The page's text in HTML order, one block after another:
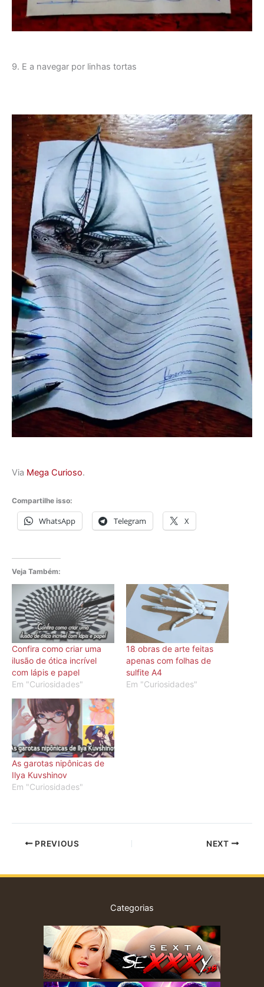
9. E a navegar por linhas tortas
Via Mega Curioso.
Compartilhe isso:
WhatsApp Telegram X
Veja Também:
Confira como criar uma
ilusão de ótica incrível
com lápis e papel
Em "Curiosidades"
18 obras de arte feitas
apenas com folhas de
sulfite A4
Em "Curiosidades"
As garotas nipônicas de
Ilya Kuvshinov
Em "Curiosidades"
PREVIOUS NEXT
Categorias